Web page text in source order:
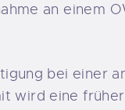
an einem
bei einer
wird eine